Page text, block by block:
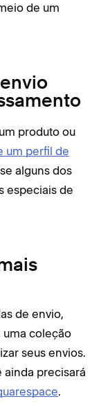
de um
produto ou
um perfil de
alguns dos
especiais de
de envio,
uma coleção
seus envios.
ainda precisará
.